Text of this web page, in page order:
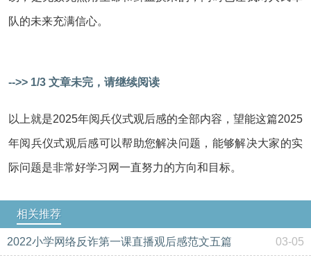
队的未来充满信心。
-->> 1/3 文章未完，请继续阅读
以上就是2025年阅兵仪式观后感的全部内容，望能这篇2025
年阅兵仪式观后感可以帮助您解决问题，能够解决大家的实
际问题是非常好学习网一直努力的方向和目标。
相关推荐
2022小学网络反诈第一课直播观后感范文五篇 03-05